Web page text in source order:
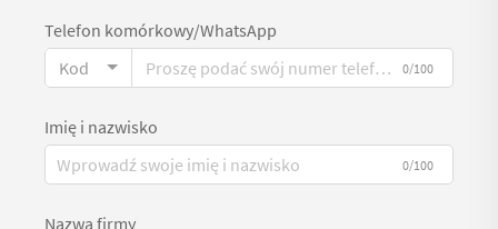
Telefon komórkowy/WhatsApp
Kod
0/100
Imię i nazwisko
0/100
Nazwa firmy